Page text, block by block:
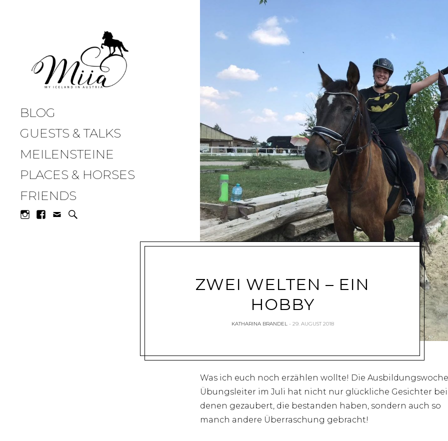
miia.at
BLOG
GUESTS & TALKS
MEILENSTEINE
PLACES & HORSES
FRIENDS
ZWEI WELTEN – EIN
HOBBY
KATHARINA BRANDEL 29. AUGUST 2018
Was ich euch noch erzählen wollte! Die
Übungsleiter im Juli hat nicht nur glückliche Gesichter bei
denen gezaubert, die bestanden haben, sondern auch so
manch andere Überraschung gebracht!